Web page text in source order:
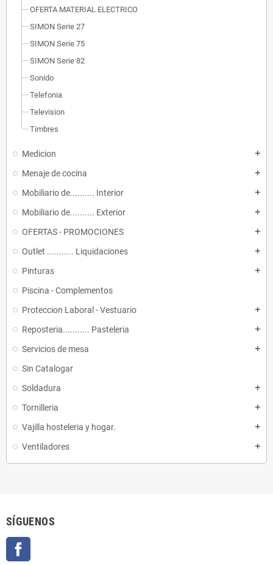
OFERTA MATERIAL ELECTRICO
SIMON Serie 27
SIMON Serie 75
SIMON Serie 82
Sonido
Telefonia
Television
Timbres
Medicion add
Menaje de cocina add
Mobiliario de.......... Interior add
Mobiliario de.......... Exterior add
OFERTAS - PROMOCIONES add
Outlet ........... Liquidaciones add
Pinturas add
Piscina - Complementos
Proteccion Laboral - Vestuario
add
Reposteria........... Pasteleria add
Servicios de mesa add
Sin Catalogar
Soldadura
add
Tornilleria add
Vajilla hosteleria y hogar. add
Ventiladores add
SÍGUENOS